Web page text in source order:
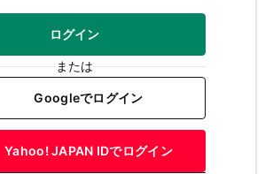
ログイン
または
Googleでログイン
Yahoo! JAPAN IDでログイン